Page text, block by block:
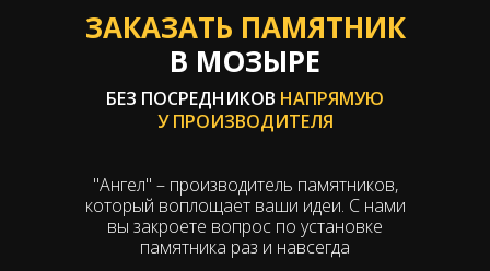
ЗАКАЗАТЬ ПАМЯТНИК
В МОЗЫРЕ
БЕЗ ПОСРЕДНИКОВ НАПРЯМУЮ
У ПРОИЗВОДИТЕЛЯ
"Ангел" – производитель памятников,
который воплощает ваши идеи. С нами
вы закроете вопрос по установке
памятника раз и навсегда